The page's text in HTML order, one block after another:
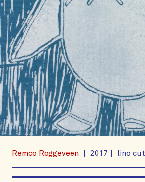
Remco Roggeveen 2017 lino cut